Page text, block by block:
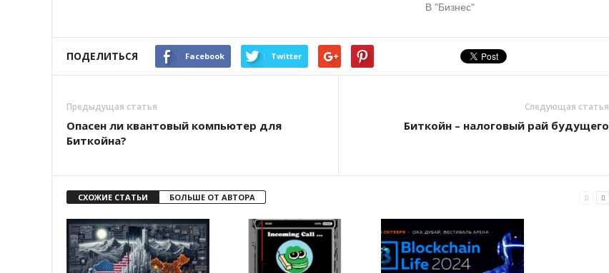
В "Бизнес"
ПОДЕЛИТЬСЯ Facebook Twitter
Предыдущая статья
Опасен ли квантовый компьютер для
Биткойна?
Следующая статья
Биткойн – налоговый рай будущего
СХОЖИЕ СТАТЬИ БОЛЬШЕ ОТ АВТОРА